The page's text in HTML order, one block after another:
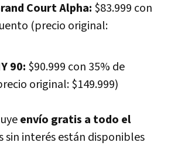
Court Alpha: $83.999 con
(precio original:
90: $90.999 con 35% de
original: $149.999)
envío gratis a todo el
sin interés están disponibles